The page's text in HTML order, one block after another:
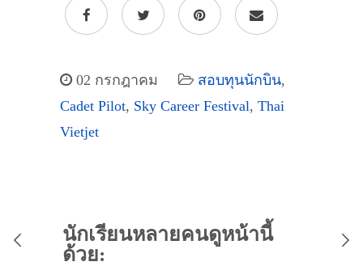
02 กรกฎาคม สอบทุนนักบิน,
Cadet Pilot, Sky Career Festival, Thai
Vietjet
นักเรียนหลายคนดูหน้านี้
ด้วย: